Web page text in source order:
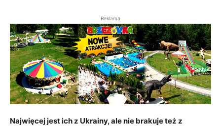
Reklama
Najwięcej jest ich z Ukrainy, ale nie brakuje też z